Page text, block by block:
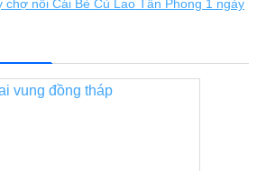
chợ nổi Cái Bè Cù Lao Tân Phong 1 ngày